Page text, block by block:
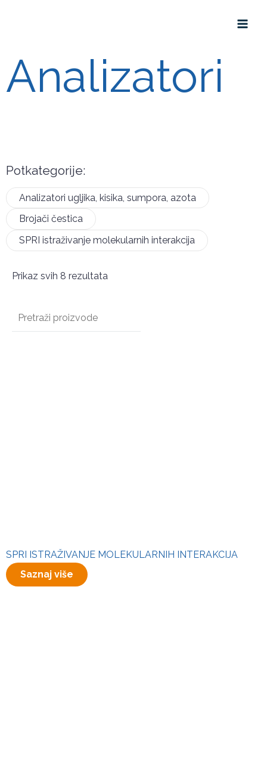
Analizatori
Potkategorije:
Analizatori ugljika, kisika, sumpora, azota
Brojači čestica
SPRI istraživanje molekularnih interakcija
Prikaz svih 8 rezultata
SPRI ISTRAŽIVANJE MOLEKULARNIH INTERAKCIJA
Saznaj više